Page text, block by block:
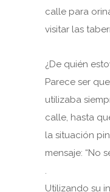
calle para
visitar las
¿De quién
Parece ser
utilizaba
calle, hasta
la situación
mensaje: “No
Utilizando su